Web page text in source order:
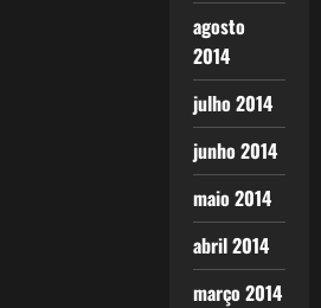
agosto
2014
julho 2014
junho 2014
maio 2014
abril 2014
março 2014